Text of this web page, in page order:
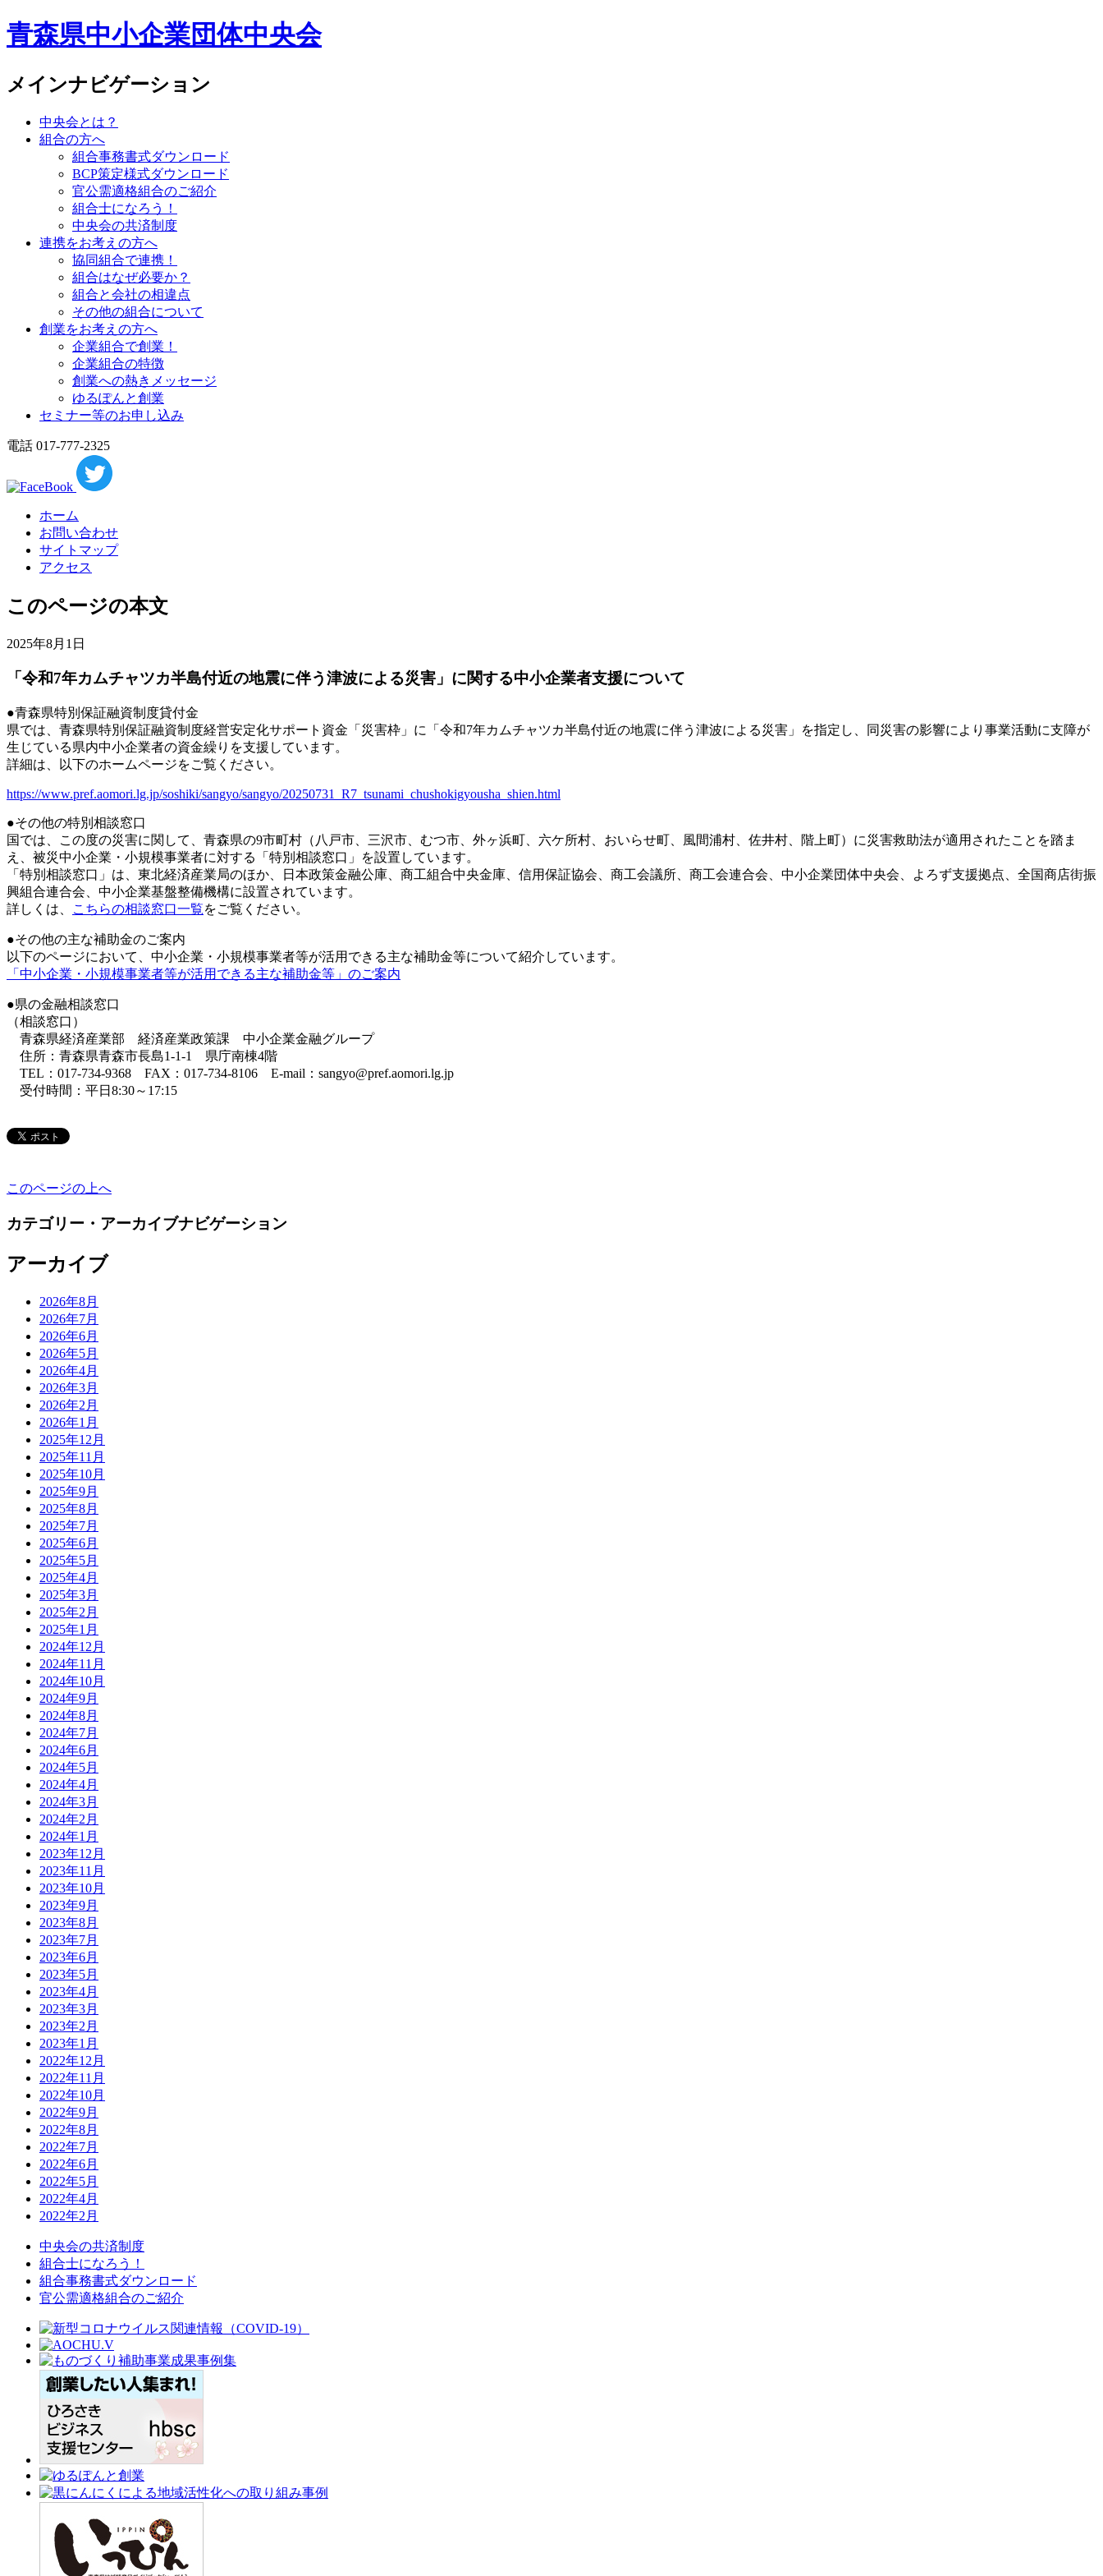
青森県中小企業団体中央会
メインナビゲーション
中央会とは？
組合の方へ
組合事務書式ダウンロード
BCP策定様式ダウンロード
官公需適格組合のご紹介
組合士になろう！
中央会の共済制度
連携をお考えの方へ
協同組合で連携！
組合はなぜ必要か？
組合と会社の相違点
その他の組合について
創業をお考えの方へ
企業組合で創業！
企業組合の特徴
創業への熱きメッセージ
ゆるぽんと創業
セミナー等のお申し込み
電話 017-777-2325
ホーム
お問い合わせ
サイトマップ
アクセス
このページの本文
2025年8月1日
「令和7年カムチャツカ半島付近の地震に伴う津波による災害」に関する中小企業者支援について
●青森県特別保証融資制度貸付金
県では、青森県特別保証融資制度経営安定化サポート資金「災害枠」に「令和7年カムチャツカ半島付近の地震に伴う津波による災害」を指定し、同災害の影響により事業活動に支障が
生じている県内中小企業者の資金繰りを支援しています。
詳細は、以下のホームページをご覧ください。
https://www.pref.aomori.lg.jp/soshiki/sangyo/sangyo/20250731_R7_tsunami_chushokigyousha_shien.html
●その他の特別相談窓口
国では、この度の災害に関して、青森県の9市町村（八戸市、三沢市、むつ市、外ヶ浜町、六ケ所村、おいらせ町、風間浦村、佐井村、階上町）に災害救助法が適用されたことを踏ま
え、被災中小企業・小規模事業者に対する「特別相談窓口」を設置しています。
「特別相談窓口」は、東北経済産業局のほか、日本政策金融公庫、商工組合中央金庫、信用保証協会、商工会議所、商工会連合会、中小企業団体中央会、よろず支援拠点、全国商店街振
興組合連合会、中小企業基盤整備機構に設置されています。
詳しくは、
こちらの相談窓口一覧をご覧ください。
●その他の主な補助金のご案内
以下のページにおいて、中小企業・小規模事業者等が活用できる主な補助金等について紹介しています。
「中小企業・小規模事業者等が活用できる主な補助金等」のご案内
●県の金融相談窓口
（相談窓口）
青森県経済産業部 経済産業政策課 中小企業金融グループ
住所：青森県青森市長島1-1-1 県庁南棟4階
TEL：017-734-9368 FAX：017-734-8106 E-mail：sangyo@pref.aomori.lg.jp
受付時間：平日8:30～17:15
このページの上へ
カテゴリー・アーカイブナビゲーション
アーカイブ
2026年8月
2026年7月
2026年6月
2026年5月
2026年4月
2026年3月
2026年2月
2026年1月
2025年12月
2025年11月
2025年10月
2025年9月
2025年8月
2025年7月
2025年6月
2025年5月
2025年4月
2025年3月
2025年2月
2025年1月
2024年12月
2024年11月
2024年10月
2024年9月
2024年8月
2024年7月
2024年6月
2024年5月
2024年4月
2024年3月
2024年2月
2024年1月
2023年12月
2023年11月
2023年10月
2023年9月
2023年8月
2023年7月
2023年6月
2023年5月
2023年4月
2023年3月
2023年2月
2023年1月
2022年12月
2022年11月
2022年10月
2022年9月
2022年8月
2022年7月
2022年6月
2022年5月
2022年4月
2022年2月
中央会の共済制度
組合士になろう！
組合事務書式ダウンロード
官公需適格組合のご紹介